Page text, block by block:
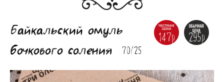
295р
147р
Байкальский омуль
бочкового соления
70/25